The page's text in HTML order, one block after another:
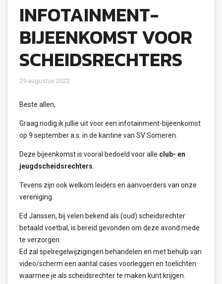
INFOTAINMENT-
BIJEENKOMST VOOR
SCHEIDSRECHTERS
29 augustus 2022
Beste allen,
Graag nodig ik jullie uit voor een infotainment-bijeenkomst
op 9 september a.s. in de kantine van SV Someren.
Deze bijeenkomst is vooral bedoeld voor alle club- en
jeugdscheidsrechters
Tevens zijn ook welkom leiders en aanvoerders van onze
vereniging.
Ed Janssen, bij velen bekend als (oud) scheidsrechter
betaald voetbal, is bereid gevonden om deze avond mede
te verzorgen.
Ed zal spelregelwijzigingen behandelen en met behulp van
video/scherm een aantal cases voorleggen en toelichten
waarmee je als scheidsrechter te maken kunt krijgen.